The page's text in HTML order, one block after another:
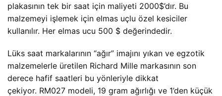
plakasının tek bir saat için maliyeti 2000$’dır. Bu
malzemeyi işlemek için elmas uçlu özel kesiciler
kullanılır. Her elmas ucu 500 $ değerindedir.
Lüks saat markalarının “ağır” imajını yıkan ve egzotik
malzemelerle üretilen Richard Mille markasının son
derece hafif saatleri bu yönleriyle dikkat
çekiyor. RM027 modeli, 19 gram ağırlığı ve 1’den küçük